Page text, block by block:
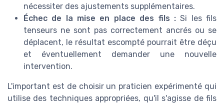
nécessiter des ajustements supplémentaires.
Échec de la mise en place des fils :Si les fils
tenseurs ne sont pas correctement ancrés ou se
déplacent, le résultat escompté pourrait être déçu
et éventuellement demander une nouvelle
intervention.
L'important est de choisir un praticien expérimenté qui
utilise des techniques appropriées, qu'il s'agisse de fils